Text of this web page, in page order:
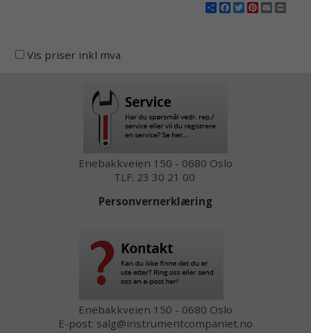
ShareFacebook
Twitter
Pinterest
Email
Vis priser inkl mva
Enebakkveien 150 - 0680 Oslo
TLF: 23 30 21 00
Personvernerklæring
Enebakkveien 150 - 0680 Oslo
E-post: salg@instrumentcompaniet.no